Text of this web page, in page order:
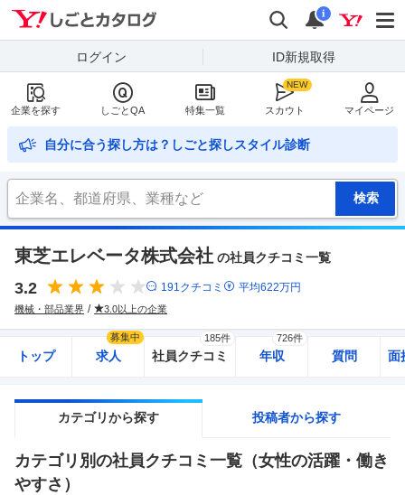
検索
通知
i
ログイン ID新規取得
企業を探す しごとQA 特集一覧 スカウト マイページ
自分に合う探し方は？しごと探しスタイル診断
東芝エレベータ株式会社 の社員クチコミ一覧
3.2 191 クチコミ 平均622万円
機械・部品業界 3.0以上の企業
トップ 求人
募集中
社員クチコミ
185件
年収
726件
質問 面
カテゴリから探す 投稿者から探す
カテゴリ別の社員クチコミ一覧 （女性の活躍・働き
やすさ）